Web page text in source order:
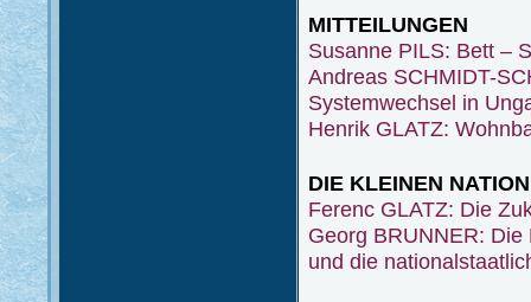
MITTEILUNGEN
Susanne PILS: Bett –
Andreas SCHMIDT-
Systemwechsel in
Henrik GLATZ:
DIE KLEINEN
Ferenc GLATZ: Die
Georg BRUNNER:
und die